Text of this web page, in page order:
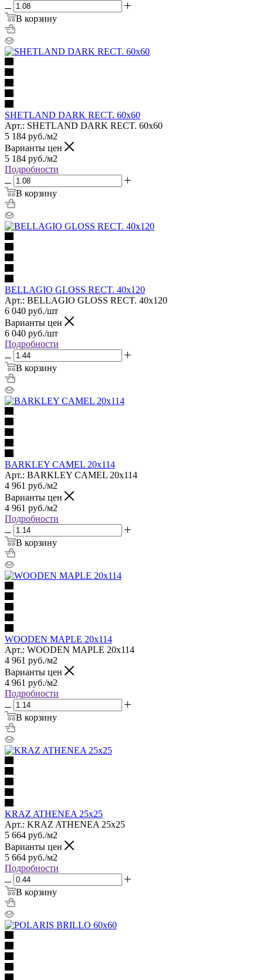
В корзину
SHETLAND DARK RECT. 60x60
Арт.: SHETLAND DARK RECT. 60x60
5 184 руб./м2
Варианты цен
5 184 руб./м2
Подробности
В корзину
BELLAGIO GLOSS RECT. 40x120
Арт.: BELLAGIO GLOSS RECT. 40x120
6 040 руб./шт
Варианты цен
6 040 руб./шт
Подробности
В корзину
BARKLEY CAMEL 20x114
Арт.: BARKLEY CAMEL 20x114
4 961 руб./м2
Варианты цен
4 961 руб./м2
Подробности
В корзину
WOODEN MAPLE 20х114
Арт.: WOODEN MAPLE 20х114
4 961 руб./м2
Варианты цен
4 961 руб./м2
Подробности
В корзину
KRAZ ATHENEA 25x25
Арт.: KRAZ ATHENEA 25x25
5 664 руб./м2
Варианты цен
5 664 руб./м2
Подробности
В корзину